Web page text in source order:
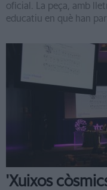
oficial. La peça, amb
educatiu en què han
'Xuixos